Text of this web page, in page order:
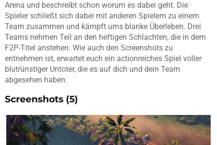
Arena und beschreibt schon worum es dabei geht. Die
Spieler schließt sich dabei mit anderen Spielern zu einem
Team zusammen und kämpft ums blanke Überleben. Drei
Teams nehmen Teil an den heftigen Schlachten, die in dem
F2P-Titel anstehen. Wie auch den Screenshots zu
entnehmen ist, erwartet euch ein actionreiches Spiel voller
blutrünstiger Untoter, die es auf dich und dein Team
abgesehen haben.
Screenshots (5)